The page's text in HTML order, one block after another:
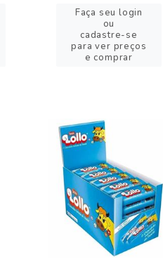
Faça seu login
ou
cadastre-se
para ver preços
e comprar